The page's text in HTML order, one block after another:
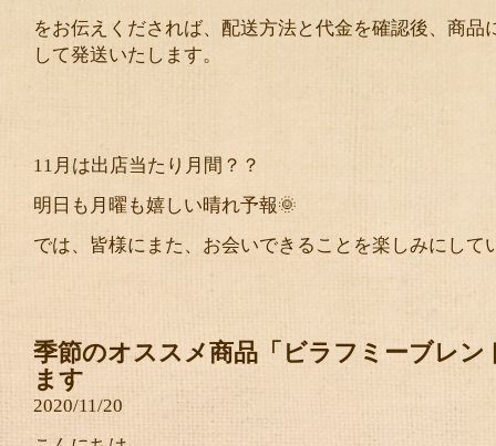
をお伝えくだされば、配送方法と代金を確認後、商品
して発送いたします。
11月は出店当たり月間？？
明日も月曜も嬉しい晴れ予報🌞
では、皆様にまた、お会いできることを楽しみにして
季節のオススメ商品「ビラフミーブレン
ます
2020/11/20